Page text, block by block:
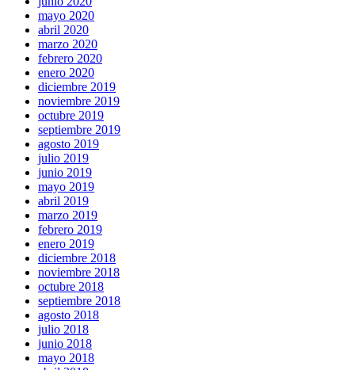
mayo 2020
abril 2020
marzo 2020
febrero 2020
enero 2020
diciembre 2019
noviembre 2019
octubre 2019
septiembre 2019
agosto 2019
julio 2019
junio 2019
mayo 2019
abril 2019
marzo 2019
febrero 2019
enero 2019
diciembre 2018
noviembre 2018
octubre 2018
septiembre 2018
agosto 2018
julio 2018
junio 2018
mayo 2018